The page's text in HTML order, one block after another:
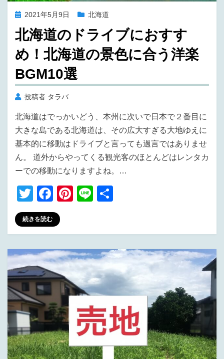
投
日:
2021年5月9日 北海道
北海道のドライブにおすす
め！北海道の景色に合う洋楽
BGM10選
投稿者 タラバ
北海道はでっかいどう、本州に次いで日本で２番目に
大きな島である北海道は、その広大すぎる大地ゆえに
基本的に移動はドライブと言っても過言ではありませ
ん。 道外からやってくる観光客のほとんどはレンタカ
ーでの移動になりますよね。…
T
wi
tt
F
a
c
b
o
o
k
Pi
st
Li
続きを読む